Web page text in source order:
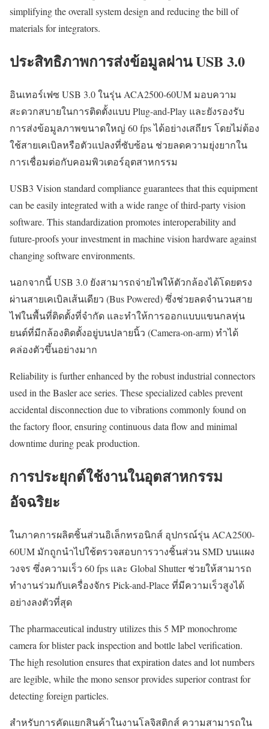
simplifying the overall system design and reducing the bill of
materials for integrators.
ประสิทธิภาพการส่งข้อมูลผ่าน USB 3.0
อินเทอร์เฟซ USB 3.0 ในรุ่น ACA2500-60UM มอบความ
สะดวกสบายในการติดตั้งแบบ Plug-and-Play และยังรองรับ
การส่งข้อมูลภาพขนาดใหญ่ 60 fps ได้อย่างเสถียร โดยไม่ต้อง
ใช้สายเคเบิลหรือตัวแปลงที่ซับซ้อน ช่วยลดความยุ่งยากใน
การเชื่อมต่อกับคอมพิวเตอร์อุตสาหกรรม
USB3 Vision standard compliance guarantees that this equipment
can be easily integrated with a wide range of third-party vision
software. This standardization promotes interoperability and
future-proofs your investment in machine vision hardware against
changing software environments.
นอกจากนี้ USB 3.0 ยังสามารถจ่ายไฟให้ตัวกล้องได้โดยตรง
ผ่านสายเคเบิลเส้นเดียว (Bus Powered) ซึ่งช่วยลดจำนวนสาย
ไฟในพื้นที่ติดตั้งที่จำกัด และทำให้การออกแบบแขนกลหุ่น
ยนต์ที่มีกล้องติดตั้งอยู่บนปลายนิ้ว (Camera-on-arm) ทำได้
คล่องตัวขึ้นอย่างมาก
Reliability is further enhanced by the robust industrial connectors
used in the Basler ace series. These specialized cables prevent
accidental disconnection due to vibrations commonly found on
the factory floor, ensuring continuous data flow and minimal
downtime during peak production.
การประยุกต์ใช้งานในอุตสาหกรรม
อัจฉริยะ
ในภาคการผลิตชิ้นส่วนอิเล็กทรอนิกส์ อุปกรณ์รุ่น ACA2500-
60UM มักถูกนำไปใช้ตรวจสอบการวางชิ้นส่วน SMD บนแผง
วงจร ซึ่งความเร็ว 60 fps และ Global Shutter ช่วยให้สามารถ
ทำงานร่วมกับเครื่องจักร Pick-and-Place ที่มีความเร็วสูงได้
อย่างลงตัวที่สุด
The pharmaceutical industry utilizes this 5 MP monochrome
camera for blister pack inspection and bottle label verification.
The high resolution ensures that expiration dates and lot numbers
are legible, while the mono sensor provides superior contrast for
detecting foreign particles.
สำหรับการคัดแยกสินค้าในงานโลจิสติกส์ ความสามารถใน